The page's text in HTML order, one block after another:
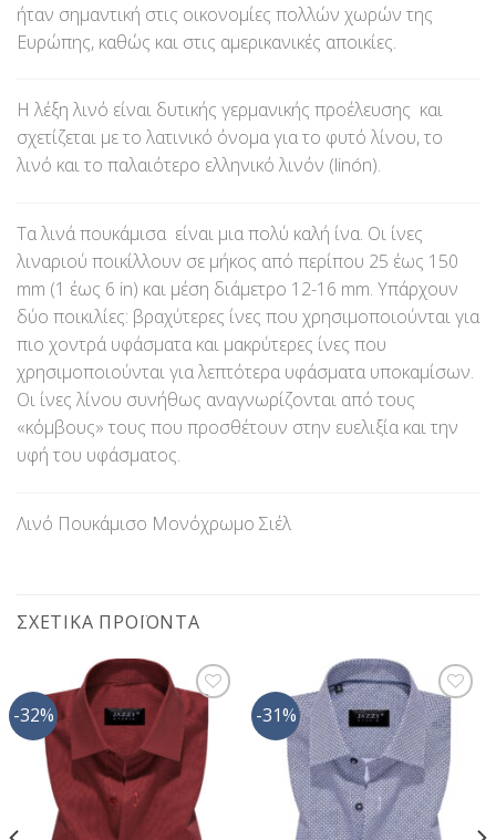
ήταν σημαντική στις οικονομίες πολλών χωρών της
Ευρώπης, καθώς και στις αμερικανικές αποικίες.
Η λέξη λινό είναι δυτικής γερμανικής προέλευσης και
σχετίζεται με το λατινικό όνομα για το φυτό λίνου, το
λινό και το παλαιότερο ελληνικό λινόν (linón).
Τα λινά πουκάμισα είναι μια πολύ καλή ίνα. Οι ίνες
λιναριού ποικίλλουν σε μήκος από περίπου 25 έως 150
mm (1 έως 6 in) και μέση διάμετρο 12-16 mm. Υπάρχουν
δύο ποικιλίες: βραχύτερες ίνες που χρησιμοποιούνται για
πιο χοντρά υφάσματα και μακρύτερες ίνες που
χρησιμοποιούνται για λεπτότερα υφάσματα υποκαμίσων.
Οι ίνες λίνου συνήθως αναγνωρίζονται από τους
«κόμβους» τους που προσθέτουν στην ευελιξία και την
υφή του υφάσματος.
Λινό Πουκάμισο Μονόχρωμο Σιέλ
ΣΧΕΤΙΚΆ ΠΡΟΪΌΝΤΑ
-32%
Προσθήκη
στη Λίστα
Επιθυμίας
-31%
Προσθήκη
στη Λίστα
Επιθυμίας